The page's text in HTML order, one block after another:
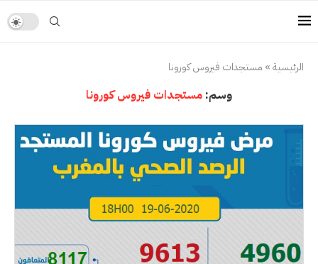
الرئيسية» مستجدات فيروس كورونا
وسم: مستجدات فيروس كورونا